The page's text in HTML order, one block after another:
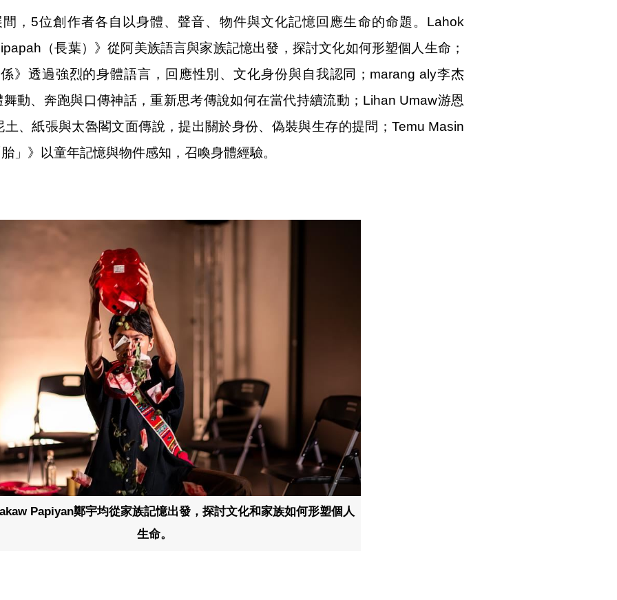
，5位創作者各自以身體、聲音、物件與文化記憶回應生命的命題。Lahok
（長葉）》從阿美族語言與家族記憶出發，探討文化如何形塑個人生命；
》透過強烈的身體語言，回應性別、文化身份與自我認同；marang aly李杰
動、奔跑與口傳神話，重新思考傳說如何在當代持續流動；Lihan Umaw游恩
、紙張與太魯閣文面傳說，提出關於身份、偽裝與生存的提問；Temu Masin
」》以童年記憶與物件感知，召喚身體經驗。
Papiyan鄭宇均從家族記憶出發，探討文化和家族如何形塑個人
生命。